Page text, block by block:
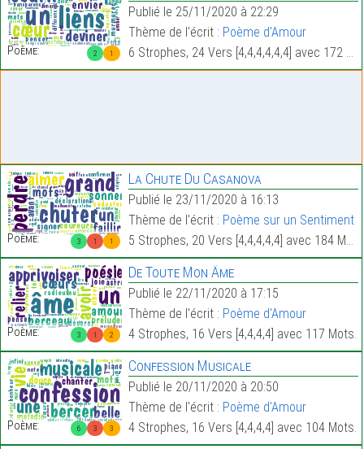
2 1
Poème:
Publié le 25/11/2020 à 22:29
Thème de l'écrit : Poème d'Amour
6 Strophes, 24 Vers [4,4,4,4,4,4] avec 172 Mots.
3 1 1
Poème:
La Chute Du Casanova
Publié le 23/11/2020 à 16:13
Thème de l'écrit : Poème sur un Sentiment
5 Strophes, 20 Vers [4,4,4,4,4] avec 184 Mots.
3 1 2
Poème:
De Toute Mon Âme
Publié le 22/11/2020 à 17:15
Thème de l'écrit : Poème d'Amour
4 Strophes, 16 Vers [4,4,4,4] avec 117 Mots.
6 3 3
Poème:
Confession Musicale
Publié le 20/11/2020 à 20:50
Thème de l'écrit : Poème d'Amour
4 Strophes, 16 Vers [4,4,4,4] avec 104 Mots.